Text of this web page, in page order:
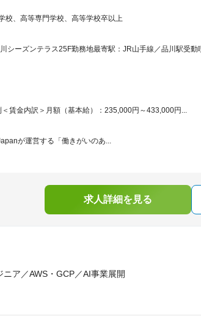
校、高等専門学校、高等学校卒以上
シーズンテラス25F勤務地最寄駅：JR山手線／品川駅受動
賃金内訳＞月額（基本給）：235,000円～433,000円...
が運営する「働きがいのあ...
求人詳細を見る
ア／AWS・GCP／AI事業展開